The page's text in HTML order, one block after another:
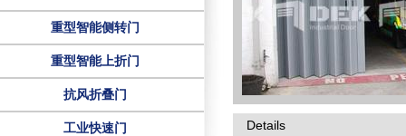
重型智能侧转门
重型智能上折门
抗风折叠门
工业快速门 Details